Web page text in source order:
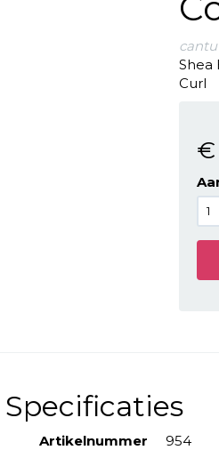
cantu
Shea
Curl
€
Specificaties
Artikelnummer
954